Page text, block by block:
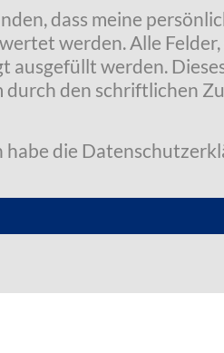
dass meine
werden. Alle
ausgefüllt werden.
durch den schriftlichen
habe die